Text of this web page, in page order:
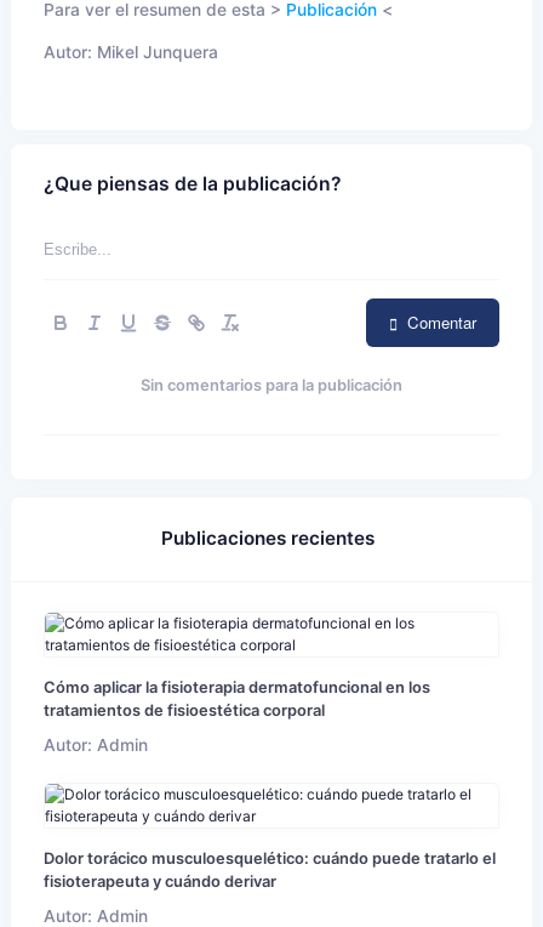
Para ver el resumen de esta > Publicación <
Autor: Mikel Junquera
¿Que piensas de la publicación?
Comentar
Sin comentarios para la publicación
Publicaciones recientes
Cómo aplicar la fisioterapia dermatofuncional en los
tratamientos de fisioestética corporal
Autor: Admin
Dolor torácico musculoesquelético: cuándo puede tratarlo el
fisioterapeuta y cuándo derivar
Autor: Admin